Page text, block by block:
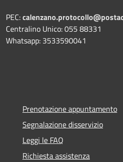
PEC:
Centralino Unico: 055 88331
Whatsapp: 3533590041
Prenotazione appuntamento
Segnalazione disservizio
Leggi le FAQ
Richiesta assistenza